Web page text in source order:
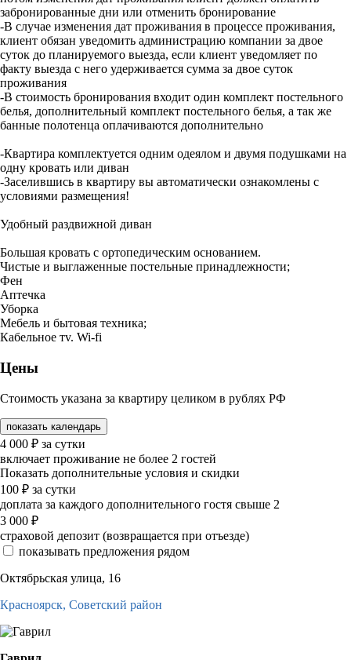
забронированные дни или отменить бронирование
-В случае изменения дат проживания в процессе проживания,
клиент обязан уведомить администрацию компании за двое
суток до планируемого выезда, если клиент уведомляет по
факту выезда с него удерживается сумма за двое суток
проживания
-В стоимость бронирования входит один комплект постельного
белья, дополнительный комплект постельного белья, а так же
банные полотенца оплачиваются дополнительно
-Квартира комплектуется одним одеялом и двумя подушками на
одну кровать или диван
-Заселившись в квартиру вы автоматически ознакомлены с
условиями размещения!
Удобный раздвижной диван
Большая кровать с ортопедическим основанием.
Чистые и выглаженные постельные принадлежности;
Фен
Аптечка
Уборка
Мебель и бытовая техника;
Кабельное тv. Wi-fi
Цены
Стоимость указана за квартиру целиком в рублях РФ
показать календарь
4 000 ₽ за сутки
включает проживание не более 2 гостей
Показать дополнительные условия и скидки
100 ₽ за сутки
доплата за каждого дополнительного гостя свыше 2
3 000 ₽
страховой депозит (возвращается при отъезде)
показывать предложения рядом
Октябрьская улица, 16
Красноярск, Советский район